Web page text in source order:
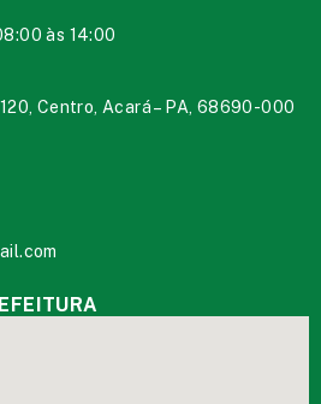
às 14:00
Centro, Acará – PA, 68690-000